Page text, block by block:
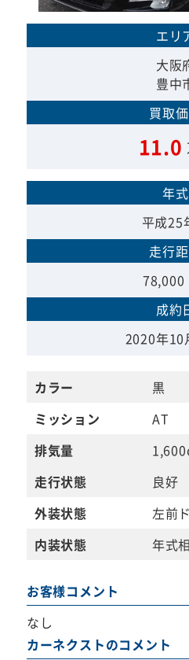
エリ
大阪
豊中
買取
11.0
年式
平成25
走行
78,000
成約
2020年10
カラー
黒
ミッション
AT
排気量
走行状態
良好
外装状態
左前
内装状態
年式
お客様コメント
なし
カーネクストのコメント